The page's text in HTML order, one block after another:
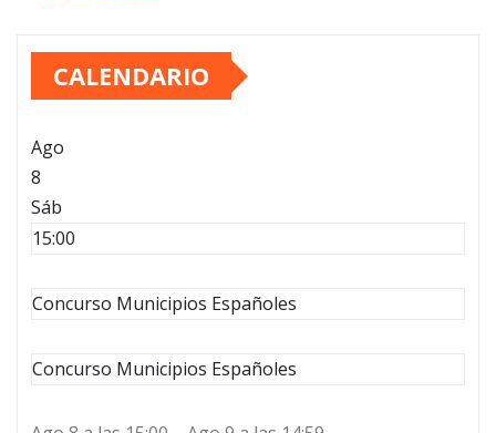
CALENDARIO
Ago
8
Sáb
15:00
Concurso Municipios Españoles
Concurso Municipios Españoles